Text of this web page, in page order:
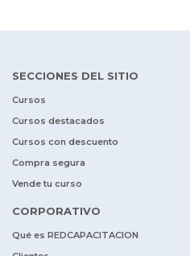
SECCIONES DEL SITIO
Cursos
Cursos destacados
Cursos con descuento
Compra segura
Vende tu curso
CORPORATIVO
Qué es REDCAPACITACION